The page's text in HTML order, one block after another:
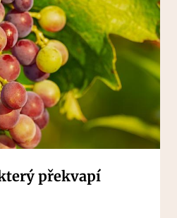
překvapí